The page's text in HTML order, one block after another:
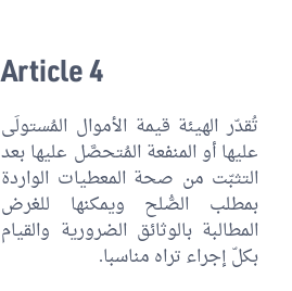
Article 4
تُقدّر الهيئة قيمة الأموال المُستولَى
عليها أو المنفعة المُتحصَّل عليها بعد
التثبّت من صحة المعطيات الواردة
بمطلب الصُّلح ويمكنها للغرض
المطالبة بالوثائق الضرورية والقيام
بكلّ إجراء تراه مناسبا.